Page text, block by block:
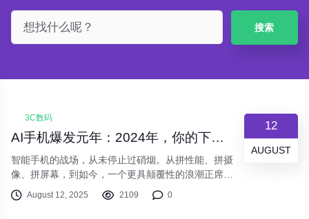
搜索
12
AUGUST
3C数码
AI手机爆发元年：2024年，你的下一部手机真能“思考”了吗？
智能手机的战场，从未停止过硝烟。从拼性能、拼摄
像、拼屏幕，到如今，一个更具颠覆性的浪潮正席卷
而来——AI手机。2024年，被业内广泛认为是“AI手
机元年”。各大品牌纷纷亮剑，将强大的AI能力从云
August 12, 2025 2109 0